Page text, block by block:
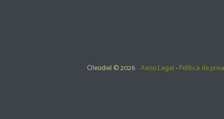
Oleodiel © 2026. Aviso Legal-Política de